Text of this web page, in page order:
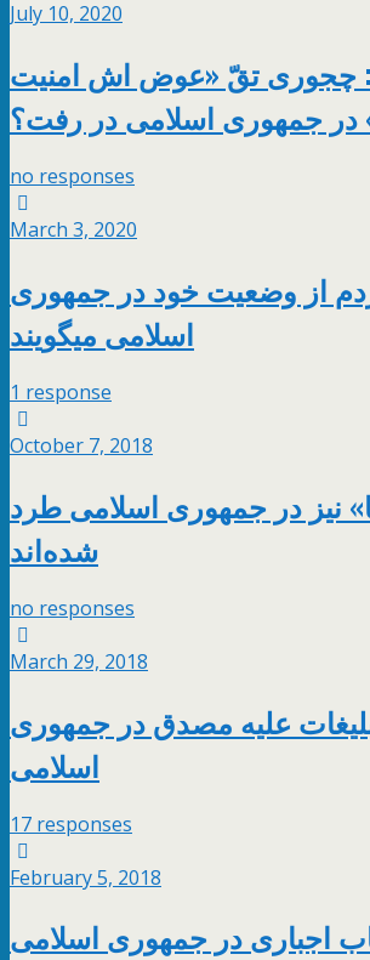
July 10, 2020
تقّ «عوض اش امنیت
no responses
March 3, 2020
از وضعیت خود در جمهوری
اسلامی میگویند
1 response
October 7, 2018
نیز در جمهوری اسلامی طرد
شده‌اند
no responses
March 29, 2018
علیه مصدق در جمهوری
اسلامی
17 responses
February 5, 2018
اجباری در جمهوری اسلامی